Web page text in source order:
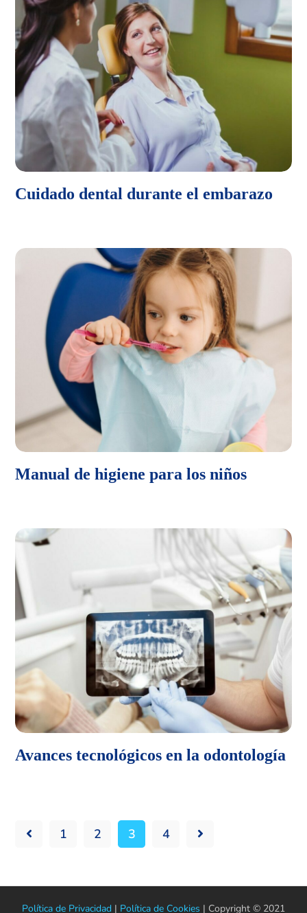
Cuidado dental durante el embarazo
Manual de higiene para los niños
Avances tecnológicos en la odontología
1 2 3 4
Política de Privacidad | Política de Cookies | Copyright © 2021